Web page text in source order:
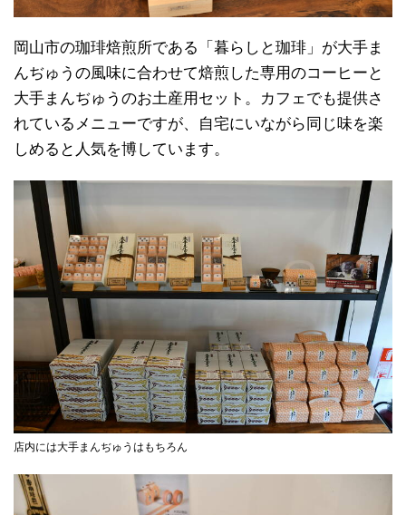
岡山市の珈琲焙煎所である「暮らしと珈琲」が大手ま
んぢゅうの風味に合わせて焙煎した専用のコーヒーと
大手まんぢゅうのお土産用セット。カフェでも提供さ
れているメニューですが、自宅にいながら同じ味を楽
しめると人気を博しています。
店内には大手まんぢゅうはもちろん